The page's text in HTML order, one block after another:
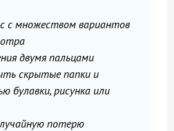
с множеством вариантов
двумя пальцами
скрытые папки и
рисунка или
потерю